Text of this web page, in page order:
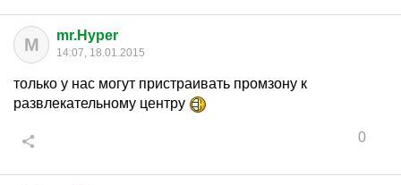
M mr.Hyper
14:07, 18.01.2015
только у нас могут пристраивать промзону к
развлекательному центру
0